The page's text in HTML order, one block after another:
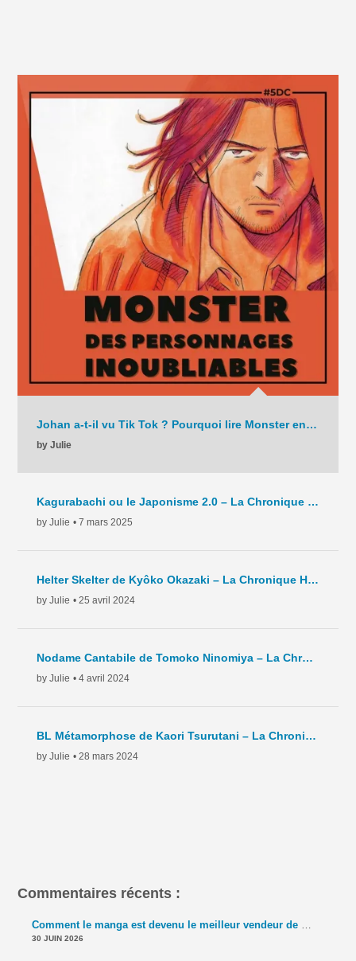
Johan a-t-il vu Tik Tok ? Pourquoi lire Monster en 2025 ? – La Chronique – C9 – 2025
by Julie
Kagurabachi ou le Japonisme 2.0 – La Chronique Hebdo – C8 – 2025
by Julie • 7 mars 2025
Helter Skelter de Kyôko Okazaki – La Chronique Hebdo – C7 – 2024
by Julie • 25 avril 2024
Nodame Cantabile de Tomoko Ninomiya – La Chronique Hebdo – C6 – 2024
by Julie • 4 avril 2024
BL Métamorphose de Kaori Tsurutani – La Chronique Hebdo – C5- 2024
by Julie • 28 mars 2024
Commentaires récents :
Comment le manga est devenu le meilleur vendeur de TCG ? – La 5e de Couv' – #5DC – Saison 11 épisode 42
30 JUIN 2026